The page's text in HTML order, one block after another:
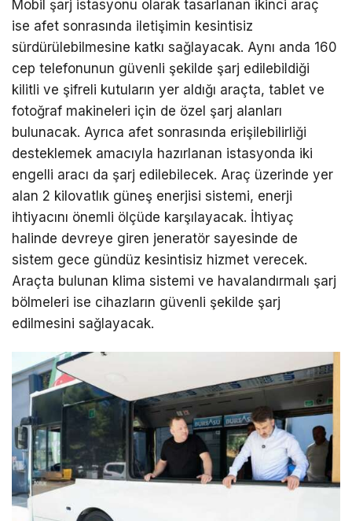
Mobil şarj istasyonu olarak tasarlanan ikinci araç
ise afet sonrasında iletişimin kesintisiz
sürdürülebilmesine katkı sağlayacak. Aynı anda 160
cep telefonunun güvenli şekilde şarj edilebildiği
kilitli ve şifreli kutuların yer aldığı araçta, tablet ve
fotoğraf makineleri için de özel şarj alanları
bulunacak. Ayrıca afet sonrasında erişilebilirliği
desteklemek amacıyla hazırlanan istasyonda iki
engelli aracı da şarj edilebilecek. Araç üzerinde yer
alan 2 kilovatlık güneş enerjisi sistemi, enerji
ihtiyacını önemli ölçüde karşılayacak. İhtiyaç
halinde devreye giren jeneratör sayesinde de
sistem gece gündüz kesintisiz hizmet verecek.
Araçta bulunan klima sistemi ve havalandırmalı şarj
bölmeleri ise cihazların güvenli şekilde şarj
edilmesini sağlayacak.